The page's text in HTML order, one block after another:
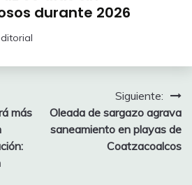
durante 2026
más
Siguiente:
Oleada de sargazo agrava
saneamiento en playas de
Coatzacoalcos